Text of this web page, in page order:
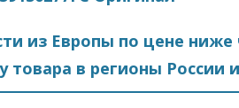
из Европы по цене ниже
товара в регионы России